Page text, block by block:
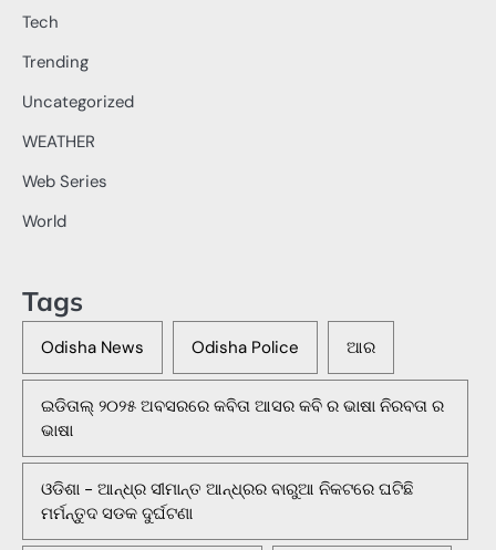
Tech
Trending
Uncategorized
WEATHER
Web Series
World
Tags
Odisha News Odisha Police ଆର
ଇଡିତାଲ୍ ୨୦୨୫ ଅବସରରେ କବିତା ଆସର କବି ର ଭାଷା ନିରବତା ର
ଭାଷା
ଓଡିଶା - ଆନ୍ଧ୍ର ସୀମାନ୍ତ ଆନ୍ଧ୍ରର ବାରୁଆ ନିକଟରେ ଘଟିଛି
ମର୍ମନ୍ତୁଦ ସଡକ ଦୁର୍ଘଟଣା